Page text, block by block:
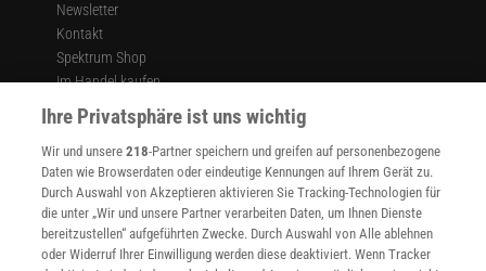
Newsletter
Kontakt
Spektrum Shop
Im Handel kaufen
Presse
Verträge kündigen
Widerruf
INFO
Mediadaten
Datenschutz
Nutzungsbedingungen
Ihre Privatsphäre ist uns wichtig
Wir und unsere218-Partner speichern und greifen auf personenbezogene
Daten wie Browserdaten oder eindeutige Kennungen auf Ihrem Gerät zu.
Durch Auswahl von Akzeptieren aktivieren Sie Tracking-Technologien für
die unter „Wir und unsere Partner verarbeiten Daten, um Ihnen Dienste
bereitzustellen“ aufgeführten Zwecke. Durch Auswahl von Alle ablehnen
oder Widerruf Ihrer Einwilligung werden diese deaktiviert. Wenn Tracker